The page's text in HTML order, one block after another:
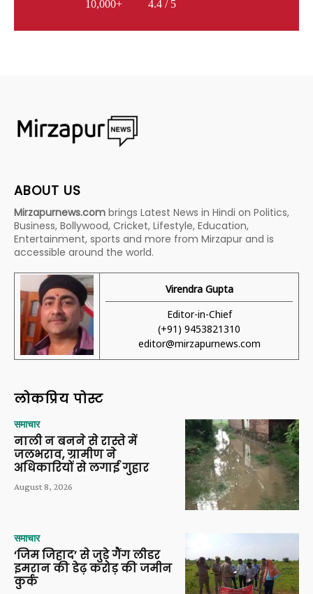
10,000+
4.4 / 5
ABOUT US
Mirzapurnews.com brings Latest News in Hindi on Politics,
Business, Bollywood, Cricket, Lifestyle, Education,
Entertainment, sports and more from Mirzapur and is
accessible around the world.
Virendra Gupta
Editor-in-Chief
(+91) 9453821310
editor@mirzapurnews.com
लोकप्रिय पोस्ट
समाचार
नाली न बनने से रास्ते में
जलभराव, ग्रामीण ने
अधिकारियों से लगाई गुहार
August 8, 2026
समाचार
‘जिम जिहाद’ से जुड़े गैंग लीडर
इमरान की डेढ़ करोड़ की जमीन
कुर्क